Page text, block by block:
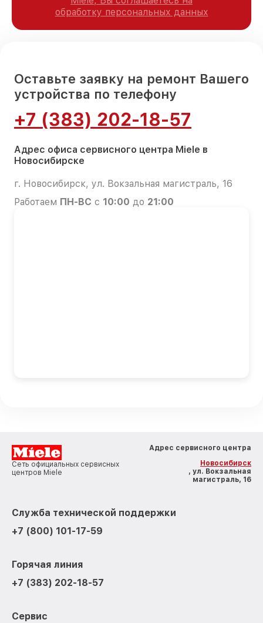
обработку персональных данных
Оставьте заявку на ремонт Вашего
устройства по телефону
+7 (383) 202-18-57
Адрес офиса сервисного центра Miele в
Новосибирске
г. Новосибирск, ул. Вокзальная магистраль, 16
Работаем ПН-ВС с 10:00 до 21:00
Сеть официальных сервисных
центров Miele
Адрес сервисного центра
Новосибирск
, ул. Вокзальная
магистраль, 16
Служба технической поддержки
+7 (800) 101-17-59
Горячая линия
+7 (383) 202-18-57
Сервис